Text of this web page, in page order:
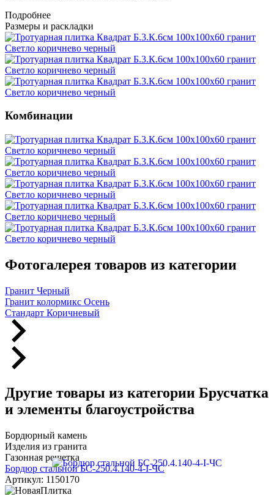
Подробнее
Размеры и раскладки
Комбинации
Фотогалерея товаров из категории
Гранит Черный
Гранит колормикс Осень
Стандарт Коричневый
Другие товары из категории Брусчатка
и элементы благоустройства
Бордюрный камень
Изделия из гранита
Газонная решетка
Бордюр стальной БС-250.4.140-4-I-ЧС
Артикул: 1150170